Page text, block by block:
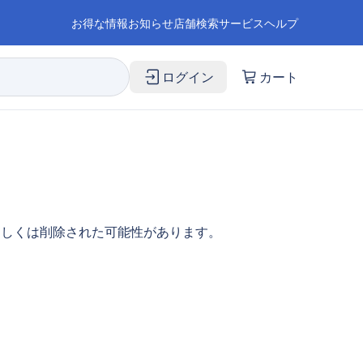
お得な情報お知らせ店舗検索サービスヘルプ
ログイン カート
くは削除された可能性があります。